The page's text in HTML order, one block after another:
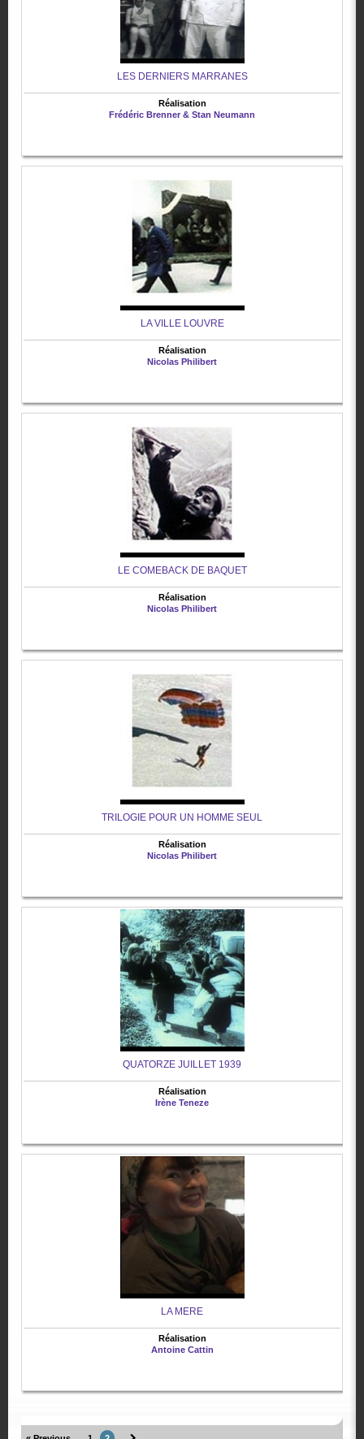
LES DERNIERS MARRANES
Réalisation
Frédéric Brenner & Stan Neumann
LA VILLE LOUVRE
Réalisation
Nicolas Philibert
LE COMEBACK DE BAQUET
Réalisation
Nicolas Philibert
TRILOGIE POUR UN HOMME SEUL
Réalisation
Nicolas Philibert
QUATORZE JUILLET 1939
Réalisation
Irène Teneze
LA MERE
Réalisation
Antoine Cattin